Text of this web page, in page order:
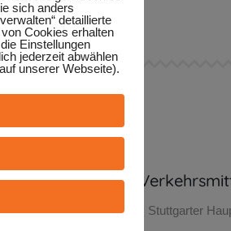
mit Öffentlichen
und S5 bringen Sie vom Stuttgarter
sich anders
detaillierte
Cookies erhalten
Einstellungen
jederzeit abwählen
unserer Webseite).